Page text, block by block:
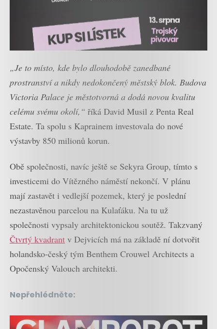
„Je to místo, kde bylo dlouhodobě zanedbané
prostranství a nikdy nedokončený městský blok. Budova
Victoria Palace je městotvorná a dodá novou kvalitu
celému svému okolí,“ říká David Musil z Penta Real
Estate. Ta spolu s Kaprainem investovala do nové
výstavby 850 milionů korun.
Obě společnosti, navíc ještě se Sekyra Group, tímto s
investicemi do Vítězného náměstí nekončí. V plánu
mají zastavět i vedlejší pozemek, který je poslední
nezastavěnou parcelou na Kulaťáku. Na tu už
společnosti vypsaly architektonickou soutěž. Takzvaný
Čtvrtý kvadrant v Dejvicích má na základě ní dotvořit
holandsko-český tým Benthem Crouwel Architects a
Opočenský Valouch architekti.
Nepřehlédněte: